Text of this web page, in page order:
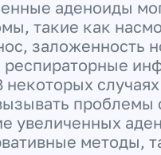
аденоиды
такие как
заложенность
респираторные
некоторых
проблемы
увеличенных
методы,